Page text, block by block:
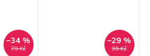
79 Kč
–34 %
99 Kč
–29 %